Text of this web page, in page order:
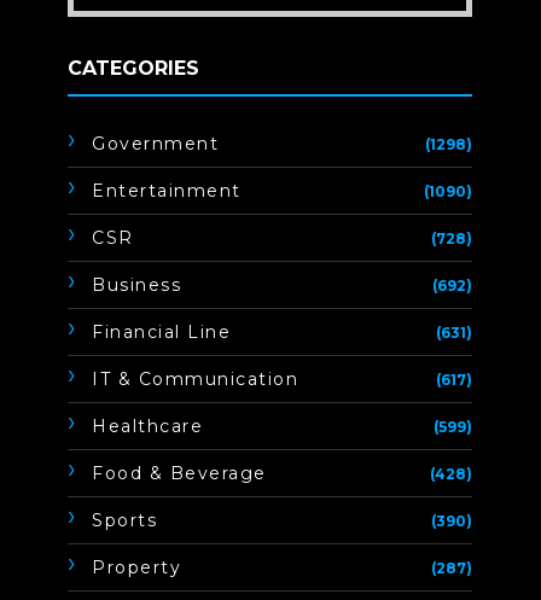
CATEGORIES
Government (1298)
Entertainment (1090)
CSR (728)
Business (692)
Financial Line (631)
IT & Communication (617)
Healthcare (599)
Food & Beverage (428)
Sports (390)
Property (287)